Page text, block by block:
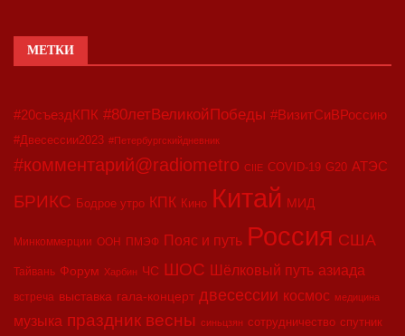
МЕТКИ
#20съездКПК #80летВеликойПобеды #ВизитСиВРоссию
#Двесессии2023 #Петербургскийдневник
#комментарий@radiometro CIIE COVID-19 G20 АТЭС
БРИКС Бодрое утро КПК Кино Китай МИД
Минкоммерции ООН ПМЭФ Пояс и путь Россия США
Тайвань Форум Харбин ЧС ШОС Шёлковый путь азиада
встреча выставка гала-концерт двесессии космос медицина
музыка праздник весны синьцзян сотрудничество спутник